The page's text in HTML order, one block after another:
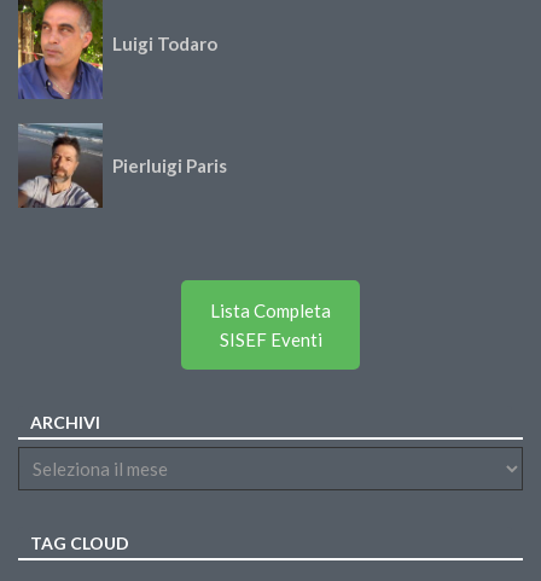
Luigi Todaro
Pierluigi Paris
Lista Completa
SISEF Eventi
ARCHIVI
TAG CLOUD